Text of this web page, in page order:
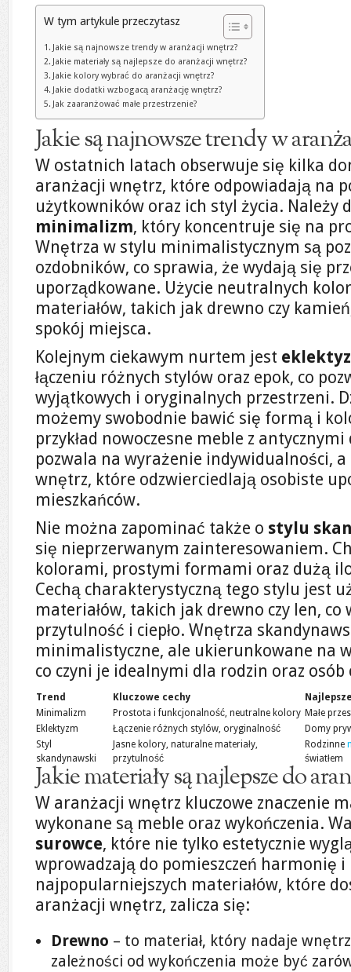
W tym artykule przeczytasz
Jakie są najnowsze trendy w aranżacji wnętrz?
Jakie materiały są najlepsze do aranżacji wnętrz?
Jakie kolory wybrać do aranżacji wnętrz?
Jakie dodatki wzbogacą aranżację wnętrz?
Jak zaaranżować małe przestrzenie?
Jakie są najnowsze trendy w
W ostatnich latach obserwuje się kilka
aranżacji wnętrz, które odpowiadają na
użytkowników oraz ich styl życia. Należy
minimalizm, który koncentruje się na
Wnętrza w stylu minimalistycznym są
ozdobników, co sprawia, że wydają się
uporządkowane. Użycie neutralnych
materiałów, takich jak drewno czy
spokój miejsca.
Kolejnym ciekawym nurtem jest
łączeniu różnych stylów oraz epok, co
wyjątkowych i oryginalnych przestrzeni.
możemy swobodnie bawić się formą i
przykład nowoczesne meble z
pozwala na wyrażenie indywidualności,
wnętrz, które odzwierciedlają osobiste
mieszkańców.
Nie można zapominać także o stylu
się nieprzerwanym zainteresowaniem.
kolorami, prostymi formami oraz dużą
Cechą charakterystyczną tego stylu jest
materiałów, takich jak drewno czy len,
przytulność i ciepło. Wnętrza
minimalistyczne, ale ukierunkowane na
co czyni je idealnymi dla rodzin oraz
Trend Kluczowe cechy
Minimalizm
Prostota i funkcjonalność, neutralne kolory Małe
Eklektyzm
Łączenie różnych stylów, oryginalność
Domy
Styl
skandynawski
Jasne kolory, naturalne materiały,
przytulność
Rodzinne
światłem
Jakie materiały są najlepsze do
W aranżacji wnętrz kluczowe znaczenie
wykonane są meble oraz wykończenia.
surowce, które nie tylko estetycznie
wprowadzają do pomieszczeń harmonię
najpopularniejszych materiałów, które
aranżacji wnętrz, zalicza się:
Drewno – to materiał, który nadaje
zależności od wykończenia może być